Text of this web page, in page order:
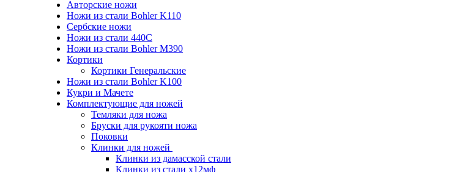
Авторские ножи
Ножи из стали Bohler K110
Сербские ножи
Ножи из стали 440С
Ножи из стали Bohler M390
Кортики
Кортики Генеральские
Ножи из стали Bohler K100
Кукри и Мачете
Комплектующие для ножей
Темляки для ножа
Бруски для рукояти ножа
Поковки
Клинки для ножей
Клинки из дамасской стали
Клинки из стали х12мф